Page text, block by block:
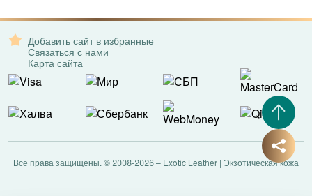
Добавить сайт в избранные
Связаться с нами
Карта сайта
Все права защищены. © 2008-2026 – Exotic Leather | Экзотическая кожа